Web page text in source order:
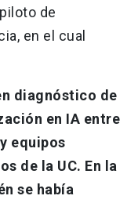
de
en el cual
diagnóstico de
en IA entre
equipos
de la UC. En la
se había